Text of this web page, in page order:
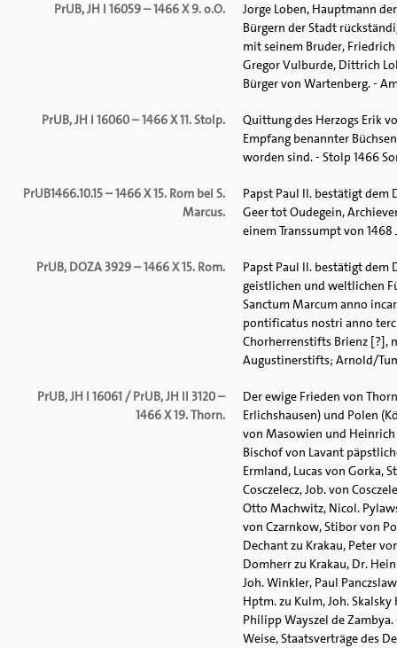
PrUB, JH I 16059 – 1466 X 9. o.O.
Jorge Loben, Hauptmann
Bürgern der Stadt
mit seinem Bruder, Friedrich
Gregor Vulburde, Dittrich
Bürger von Wartenberg. -
PrUB, JH I 16060 – 1466 X 11. Stolp.
Quittung des Herzogs Erik
Empfang benannter
worden sind. - Stolp 1466
PrUB1466.10.15 – 1466 X 15. Rom bei S.
Marcus.
Papst Paul II. bestätigt dem
Geer tot Oudegein,
einem Transsumpt von 1468
PrUB, DOZA 3929 – 1466 X 15. Rom.
Papst Paul II. bestätigt dem
geistlichen und weltlichen
Sanctum Marcum anno
pontificatus nostri anno
Chorherrenstifts Brienz [?],
Augustinerstifts; Arnold/
PrUB, JH I 16061 / PrUB, JH II 3120 –
1466 X 19. Thorn.
Der ewige Frieden von
Erlichshausen) und Polen
von Masowien und
Bischof von Lavant
Ermland, Lucas von Gorka,
Cosczelecz, Job. von
Otto Machwitz, Nicol.
von Czarnkow, Stibor von
Dechant zu Krakau, Peter
Domherr zu Krakau, Dr.
Joh. Winkler, Paul
Hptm. zu Kulm, Joh.
Philipp Wayszel de Zambya.
Weise, Staatsverträge des